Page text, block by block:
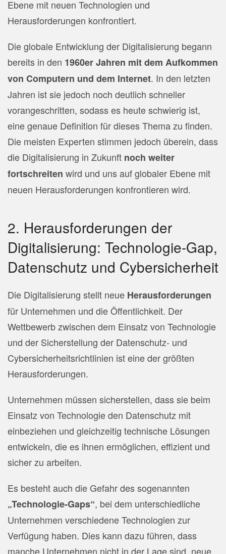
Ebene mit neuen Technologien und
Herausforderungen konfrontiert.
Die globale Entwicklung der Digitalisierung begann
bereits in den 1960er Jahren mit dem Aufkommen
von Computern und dem Internet. In den letzten
Jahren ist sie jedoch noch deutlich schneller
vorangeschritten, sodass es heute schwierig ist,
eine genaue Definition für dieses Thema zu finden.
Die meisten Experten stimmen jedoch überein, dass
die Digitalisierung in Zukunft noch weiter
fortschreiten wird und uns auf globaler Ebene mit
neuen Herausforderungen konfrontieren wird.
2. Herausforderungen der
Digitalisierung: Technologie-Gap,
Datenschutz und Cybersicherheit
Die Digitalisierung stellt neue Herausforderungen
für Unternehmen und die Öffentlichkeit. Der
Wettbewerb zwischen dem Einsatz von Technologie
und der Sicherstellung der Datenschutz- und
Cybersicherheitsrichtlinien ist eine der größten
Herausforderungen.
Unternehmen müssen sicherstellen, dass sie beim
Einsatz von Technologie den Datenschutz mit
einbeziehen und gleichzeitig technische Lösungen
entwickeln, die es ihnen ermöglichen, effizient und
sicher zu arbeiten.
Es besteht auch die Gefahr des sogenannten
„Technologie-Gaps“, bei dem unterschiedliche
Unternehmen verschiedene Technologien zur
Verfügung haben. Dies kann dazu führen, dass
manche Unternehmen nicht in der Lage sind, neue